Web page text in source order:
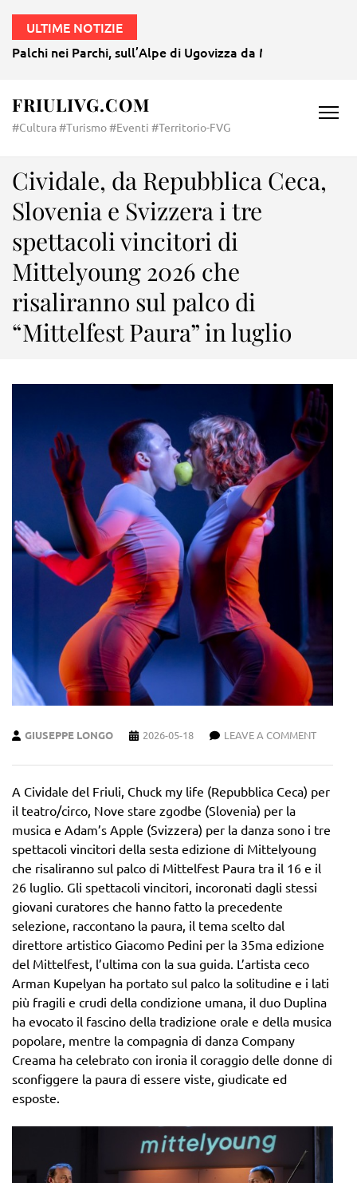
ULTIME NOTIZIE
Palchi nei Parchi, sull’Alpe di Ugovizza da Mozart a
FRIULIVG.COM
#Cultura #Turismo #Eventi #Territorio-FVG
Cividale, da Repubblica Ceca,
Slovenia e Svizzera i tre
spettacoli vincitori di
Mittelyoung 2026 che
risaliranno sul palco di
“Mittelfest Paura” in luglio
GIUSEPPE LONGO 2026-05-18 LEAVE A COMMENT
A Cividale del Friuli, Chuck my life (Repubblica Ceca) per
il teatro/circo, Nove stare zgodbe (Slovenia) per la
musica e Adam’s Apple (Svizzera) per la danza sono i tre
spettacoli vincitori della sesta edizione di Mittelyoung
che risaliranno sul palco di Mittelfest Paura tra il 16 e il
26 luglio. Gli spettacoli vincitori, incoronati dagli stessi
giovani curatores che hanno fatto la precedente
selezione, raccontano la paura, il tema scelto dal
direttore artistico Giacomo Pedini per la 35ma edizione
del Mittelfest, l’ultima con la sua guida. L’artista ceco
Arman Kupelyan ha portato sul palco la solitudine e i lati
più fragili e crudi della condizione umana, il duo Duplina
ha evocato il fascino della tradizione orale e della musica
popolare, mentre la compagnia di danza Company
Creama ha celebrato con ironia il coraggio delle donne di
sconfiggere la paura di essere viste, giudicate ed
esposte.